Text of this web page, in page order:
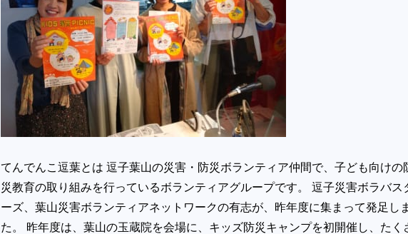
てんでんこ逗葉とは 逗子葉山の災害・防災ボランティア仲間で、子ども向けの
災教育の取り組みを行っているボランティアグループです。 逗子災害ボラバス
ーズ、葉山災害ボランティアネットワークの有志が、昨年度に集まって発足し
た。 昨年度は、葉山の玉蔵院を会場に、キッズ防災キャンプを初開催し、たく